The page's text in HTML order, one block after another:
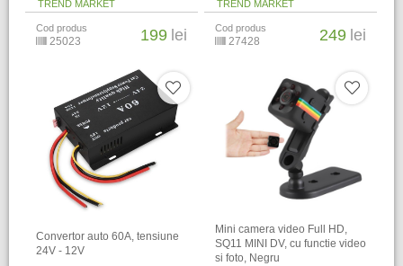
TREND MARKET
Cod produs
25023 199 lei
TREND MARKET
Cod produs
27428 249 lei
Convertor auto 60A, tensiune
24V - 12V
Mini camera video Full HD,
SQ11 MINI DV, cu functie video
si foto, Negru